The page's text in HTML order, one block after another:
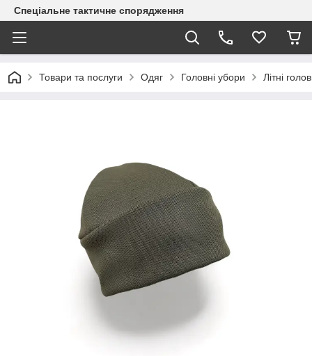
Спеціальне тактичне спорядження
Товари та послуги Одяг Головні убори Літні